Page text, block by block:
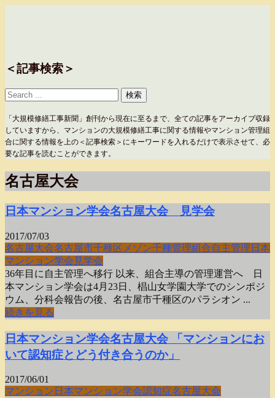
＜記事検索＞
「大規模修繕工事新聞」創刊から現在に至るまで、全ての記事をアーカイブ収録
していますから、マンションの大規模修繕工事に関する情報やマンション管理組
合に関する情報を上の＜記事検索＞にキーワードを入れるだけで表示させて、必
要な記事を読むことができます。
名古屋大会
日本マンション学会名古屋大会 見学会
2017/07/03
名古屋大会名古屋市千種区 メゾン千種管理組合自主管理 日本
マンション学会 見学会
36年目に自主管理へ移行 以来、組合主導の管理運営へ 日
本マンション学会は4月23日、椙山女学園大学でのシンポジ
ウム、分科会報告の後、名古屋市千種区のパラシオン ...
続きを見る
日本マンション学会名古屋大会 「マンションにお
いて認知症とどう付き合うのか」
2017/06/01
マンション 日本マンション学会認知症名古屋大会